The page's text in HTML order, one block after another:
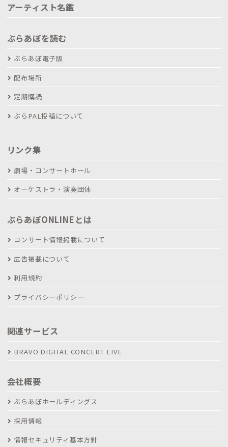
アーティスト名鑑
ぶらあぼを読む
ぶらあぼ電子版
配布場所
定期購読
ぶらPAL投稿について
リンク集
劇場・コンサートホール
オーケストラ・演奏団体
ぶらあぼONLINEとは
コンサート情報掲載について
広告掲載について
利用規約
プライバシーポリシー
関連サービス
BRAVO DIGITAL CONCERT LIVE
会社概要
ぶらあぼホールディングス
採用情報
情報セキュリティ基本方針